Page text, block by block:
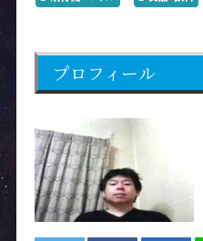
プロフィール